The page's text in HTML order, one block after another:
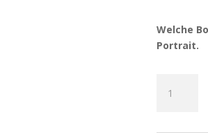
Welche
Portrait.
des